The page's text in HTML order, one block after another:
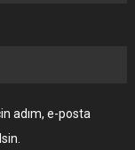
adım, e-posta